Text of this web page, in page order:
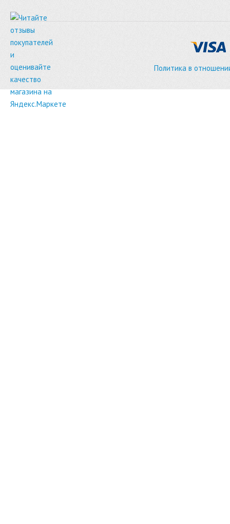
Политика в